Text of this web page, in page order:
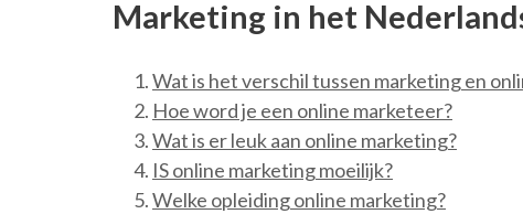
Marketing in het
Wat is het verschil tussen marketing en
Hoe word je een online marketeer?
Wat is er leuk aan online marketing?
IS online marketing moeilijk?
Welke opleiding online marketing?